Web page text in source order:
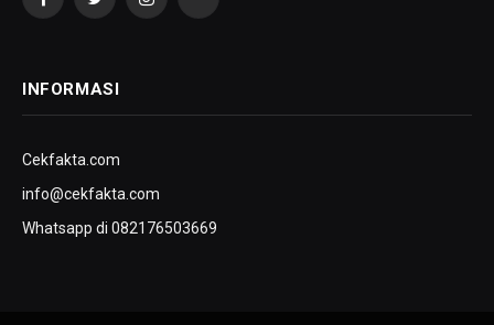
FacebookTwitterInstagramYouTube
INFORMASI
Cekfakta.com
info@cekfakta.com
Whatsapp di 082176503669